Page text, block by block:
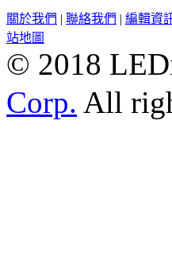
關於我們 | 聯絡我們 | 編輯資
站地圖
© 2018
Corp. All